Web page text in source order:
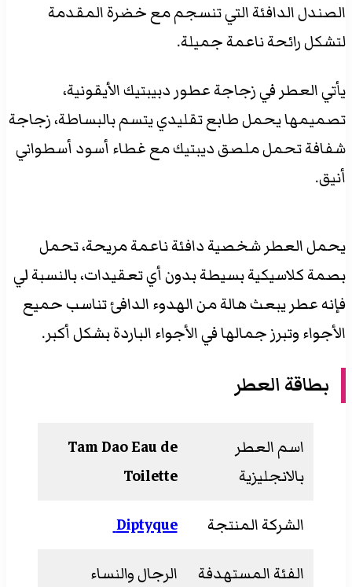
الصندل الدافئة التي تنسجم مع خضرة المقدمة
لتشكل رائحة ناعمة جميلة.
يأتي العطر في زجاجة عطور دبيبتيك الأيقونية،
تصميمها يحمل طابع تقليدي يتسم بالبساطة، زجاجة
شفافة تحمل ملصق ديبتيك مع غطاء أسود أسطواني
أنيق.
يحمل العطر شخصية دافئة ناعمة مريحة، تحمل
بصمة كلاسيكية بسيطة بدون أي تعقيدات، بالنسبة لي
فإنه عطر يبعث هالة من الهدوء الدافئ تناسب حميع
الأجواء وتبرز جمالها في الأجواء الباردة بشكل أكبر.
بطاقة العطر
اسم العطر
بالانجليزية
Tam Dao Eau de
Toilette
الشركة المنتجة Diptyque
الفئة المستهدفة الرجال والنساء